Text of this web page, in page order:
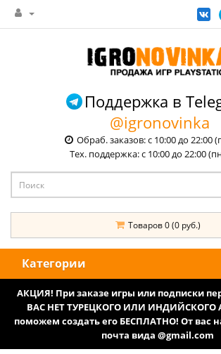
Поддержка в
@igronovinka
Обраб. заказов: с 10:00 до 22:00
Тех. поддержка: с 10:00 до 22:00
Товаров 0 (0 руб.)
Категории
АКЦИЯ! При заказе игры или подписки
ВАС НЕТ ТУРЕЦКОГО ИЛИ ИНДИЙСКОГО
поможем создать его БЕСПЛАТНО! От вас
почта вида @gmail.com